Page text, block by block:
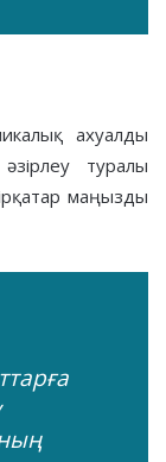
ахуалды
туралы
маңызды